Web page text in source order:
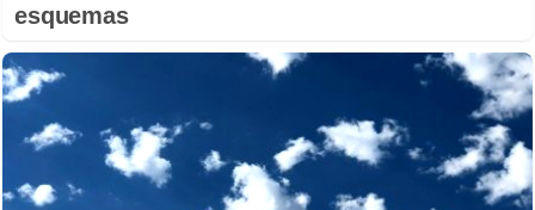
esquemas